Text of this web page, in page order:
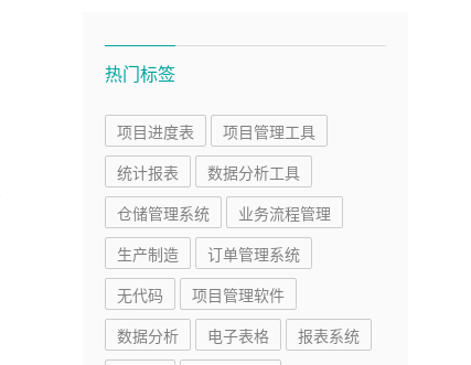
热门标签
项目进度表
项目管理工具
统计报表
数据分析工具
仓储管理系统
业务流程管理
生产制造
订单管理系统
无代码
项目管理软件
数据分析
电子表格
报表系统